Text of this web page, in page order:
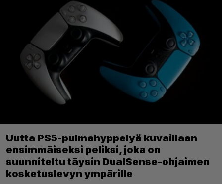
Uutta PS5-pulmahyppelyä kuvaillaan
ensimmäiseksi peliksi, joka on
suunniteltu täysin DualSense-ohjaimen
kosketuslevyn ympärille